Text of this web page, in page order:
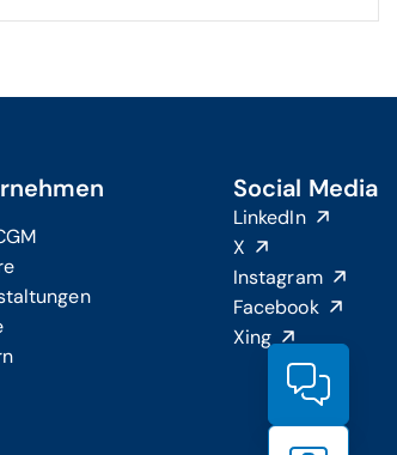
Social Media
LinkedIn
X
Instagram
Facebook
Xing